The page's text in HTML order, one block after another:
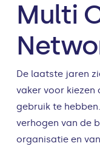
Multi
De laatste jaren
vaker voor kiezen
gebruik te
verhogen van de
organisatie en